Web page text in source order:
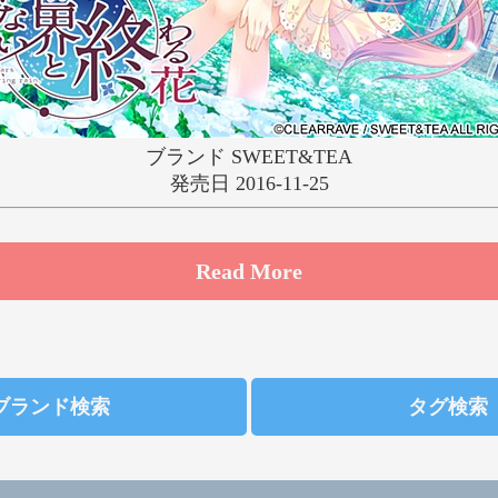
ゆ
り れ
わ
ブランド SWEET&TEA
発売日 2016-11-25
Read More
ランド検索 タグ検索